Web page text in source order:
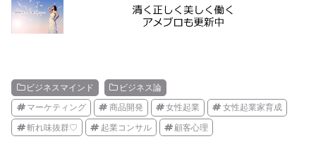
ビジネスマインド ビジネス論
マーケティング 商品開発 女性起業 女性起業家育成
斬れ味抜群♡ 起業コンサル 顧客心理